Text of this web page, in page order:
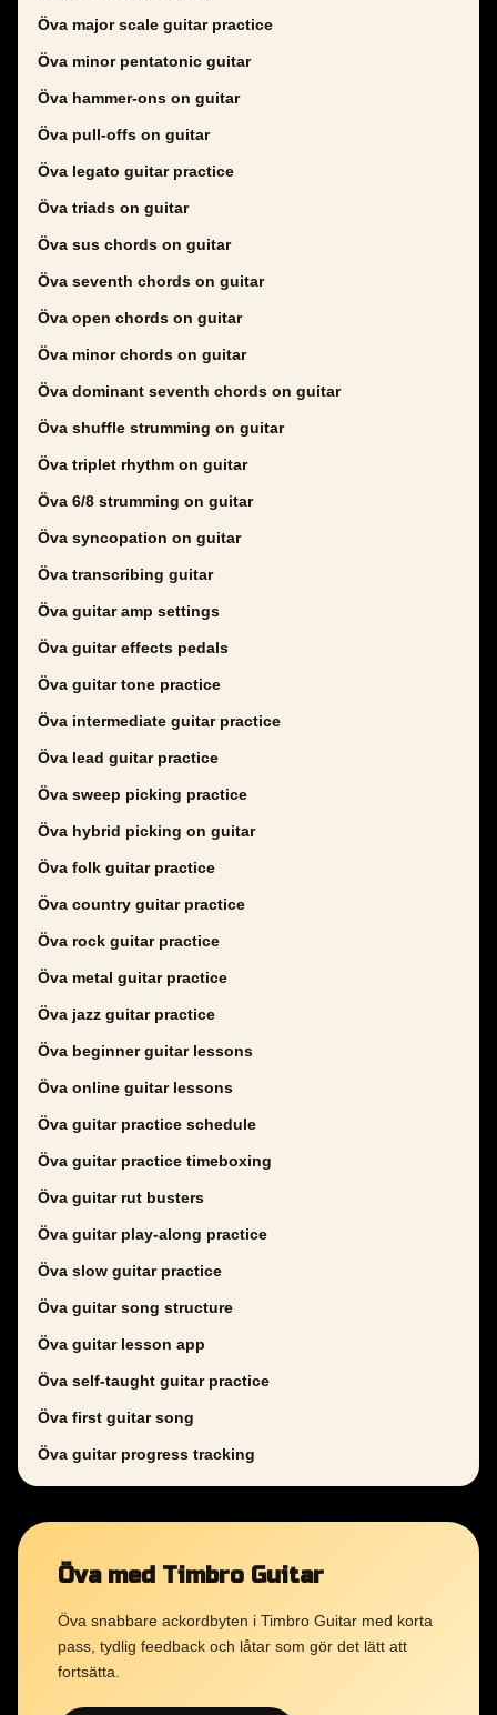
Öva major scale guitar practice
Öva minor pentatonic guitar
Öva hammer-ons on guitar
Öva pull-offs on guitar
Öva legato guitar practice
Öva triads on guitar
Öva sus chords on guitar
Öva seventh chords on guitar
Öva open chords on guitar
Öva minor chords on guitar
Öva dominant seventh chords on guitar
Öva shuffle strumming on guitar
Öva triplet rhythm on guitar
Öva 6/8 strumming on guitar
Öva syncopation on guitar
Öva transcribing guitar
Öva guitar amp settings
Öva guitar effects pedals
Öva guitar tone practice
Öva intermediate guitar practice
Öva lead guitar practice
Öva sweep picking practice
Öva hybrid picking on guitar
Öva folk guitar practice
Öva country guitar practice
Öva rock guitar practice
Öva metal guitar practice
Öva jazz guitar practice
Öva beginner guitar lessons
Öva online guitar lessons
Öva guitar practice schedule
Öva guitar practice timeboxing
Öva guitar rut busters
Öva guitar play-along practice
Öva slow guitar practice
Öva guitar song structure
Öva guitar lesson app
Öva self-taught guitar practice
Öva first guitar song
Öva guitar progress tracking
Öva med Timbro Guitar
Öva snabbare ackordbyten i Timbro Guitar med korta
pass, tydlig feedback och låtar som gör det lätt att
fortsätta.